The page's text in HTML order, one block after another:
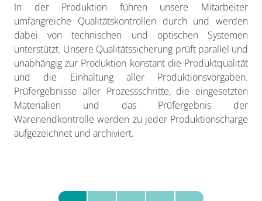
In der Produktion führen unsere Mitarbeiter
umfangreiche Qualitätskontrollen durch und werden
dabei von technischen und optischen Systemen
unterstützt. Unsere Qualitätssicherung prüft parallel und
unabhängig zur Produktion konstant die Produktqualität
und die Einhaltung aller Produktionsvorgaben.
Prüfergebnisse aller Prozessschritte, die eingesetzten
Materialien und das Prüfergebnis der
Warenendkontrolle werden zu jeder Produktionscharge
aufgezeichnet und archiviert.